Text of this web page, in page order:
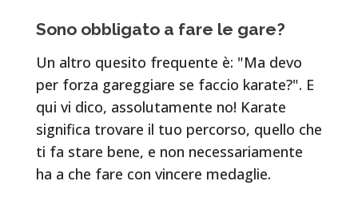
Sono obbligato a fare le gare?
Un altro quesito frequente è: "Ma devo
per forza gareggiare se faccio karate?". E
qui vi dico, assolutamente no! Karate
significa trovare il tuo percorso, quello che
ti fa stare bene, e non necessariamente
ha a che fare con vincere medaglie.